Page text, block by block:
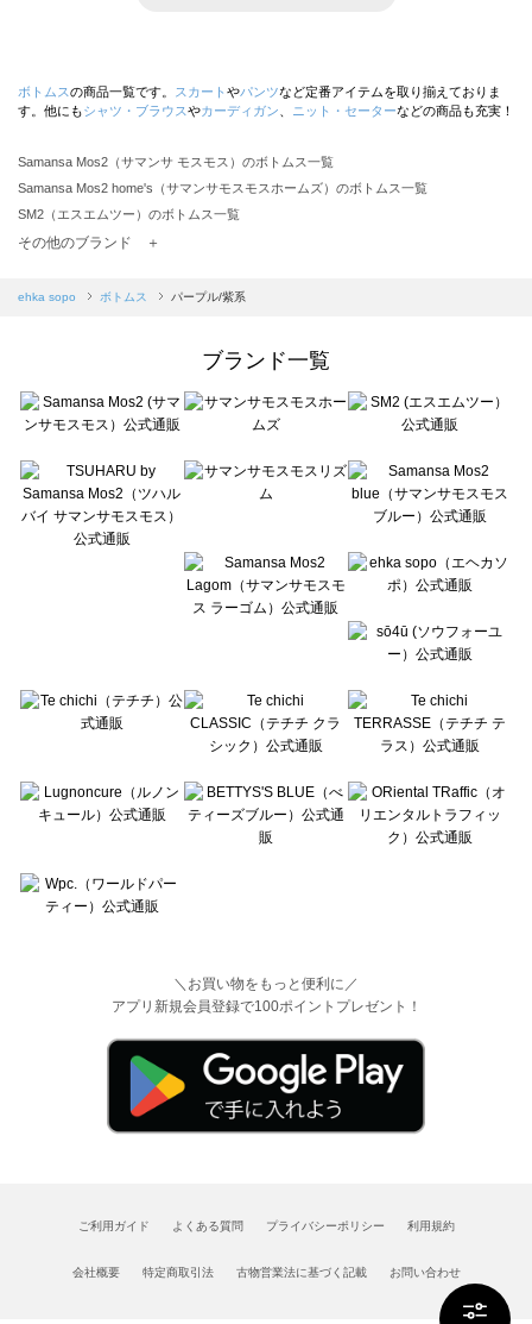
ボトムスの商品一覧です。 スカート やパンツなど定番アイテムを取り揃えておりま
す。他にもシャツ・ブラウスやカーディガン ニット・セーターなどの商品も充実！
Samansa Mos2（サマンサ モスモス）のボトムス一覧
Samansa Mos2 home's（サマンサモスモスホームズ）のボトムス一覧
SM2（エスエムツー）のボトムス一覧
TSUHARU by Samansa Mos2（ツハルバイサマンサモスモス）のボトムス一覧
Samansa Mos2 blue（サマンサモスモス ブルー）のボトムス一覧
sō4ū（ソウフォーユー）のボトムス一覧
Te chichi（テチチ）のボトムス一覧
Te chichi CLASSIC（テチチ クラシック）のボトムス一覧
Lugnoncure（ルノンキュール）のボトムス一覧
BETTY'S BLUE（べティーズブルー）のボトムス一覧
Wpc.（ワールドパーティー）のボトムス一覧
その他のブランド ＋
ehka sopo ボトムス パープル/紫系
ブランド一覧
＼お買い物をもっと便利に／
アプリ新規会員登録で100ポイントプレゼント！
ご利用ガイド よくある質問 プライバシーポリシー 利用規約
会社概要 特定商取引法 古物営業法に基づく記載 お問い合わせ